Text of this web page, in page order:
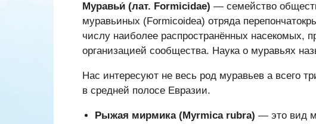
Муравьи́ (лат. Formicidae) — семейство
муравьиных (Formicoidea) отряда
числу наиболее распространённых насекомых,
организацией сообщества. Наука о муравьях
Нас интересуют не весь род муравьев а всего
в средней полосе Евразии.
Рыжая мирмика (Myrmica rubra) — это вид